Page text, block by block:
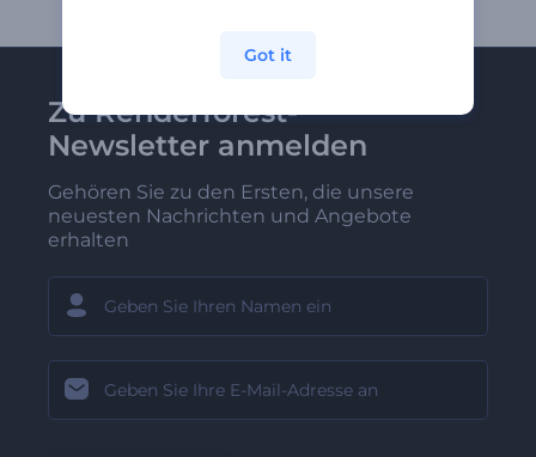
Zu Renderforest-
Newsletter anmelden
Gehören Sie zu den Ersten, die unsere
neuesten Nachrichten und Angebote
erhalten
Got it